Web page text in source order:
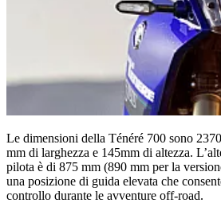
Le dimensioni della Ténéré 700 sono
mm di larghezza e 145mm di altezza.
pilota è di 875 mm (890 mm per la
una posizione di guida elevata che
controllo durante le avventure off-road.